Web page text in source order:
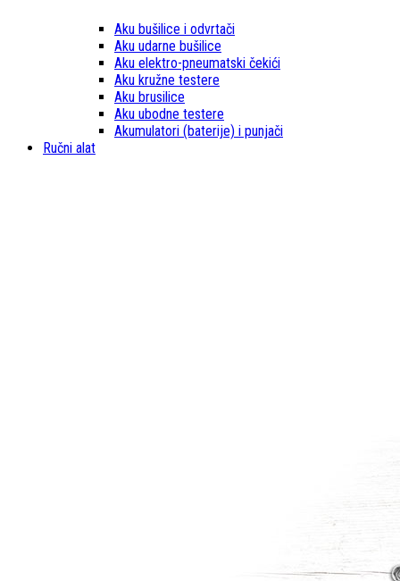
Aku bušilice i odvrtači
Aku udarne bušilice
Aku elektro-pneumatski čekići
Aku kružne testere
Aku brusilice
Aku ubodne testere
Akumulatori (baterije) i punjači
Ručni alat